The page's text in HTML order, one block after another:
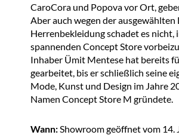
CaroCora und Popova vor Ort,
Aber auch wegen der ausgewählten
Herrenbekleidung schadet es nicht,
spannenden Concept Store
Inhaber Ümit Mentese hat bereits
gearbeitet, bis er schließlich seine
Mode, Kunst und Design im Jahre
Namen Concept Store M gründete.
Wann:Showroom geöffnet vom 14.